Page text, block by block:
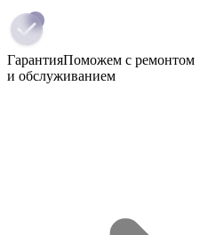
ГарантияПоможем с ремонтом
и обслуживанием